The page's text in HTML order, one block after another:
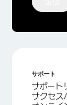
サポート
サポート
サクセス